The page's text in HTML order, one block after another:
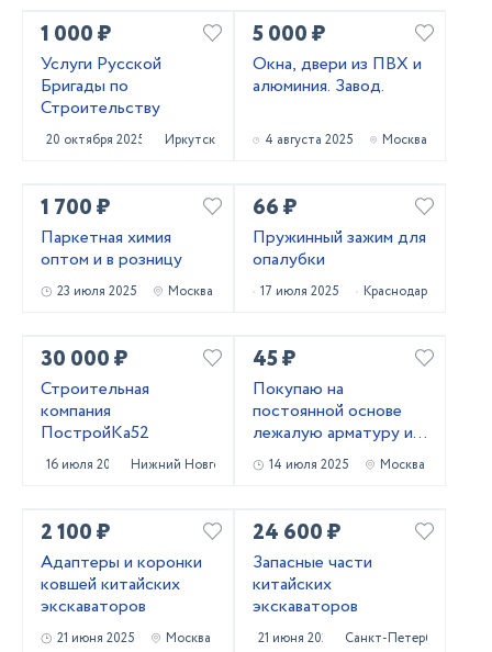
1 000 ₽
Услуги Русской
Бригады по
Строительству
20 октября 2025 Иркутск
5 000 ₽
Окна, двери из ПВХ и
алюминия. Завод.
4 августа 2025 Москва
1 700 ₽
Паркетная химия
оптом и в розницу
23 июля 2025 Москва
66 ₽
Пружинный зажим для
опалубки
17 июля 2025 Краснодар
30 000 ₽
Строительная
компания
ПостройКа52
16 июля 2025 Нижний Новгород
45 ₽
Покупаю на
постоянной основе
лежалую арматуру и
металлопрокат!
Самовывоз
14 июля 2025 Москва
2 100 ₽
Адаптеры и коронки
ковшей китайских
экскаваторов
21 июня 2025 Москва
24 600 ₽
Запасные части
китайских
экскаваторов
21 июня 2025 Санкт-Петербург